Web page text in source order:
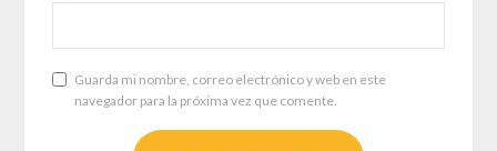
Guarda mi nombre, correo electrónico y web en este
navegador para la próxima vez que comente.